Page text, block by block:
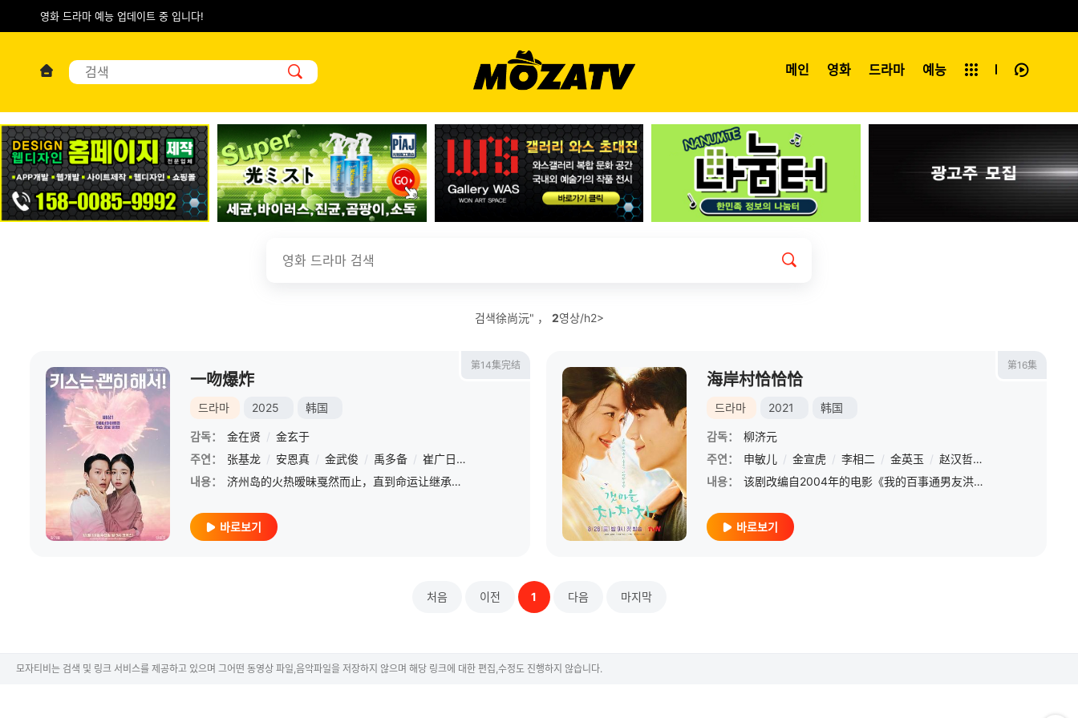
영화 드라마 예능 업데이트 중 입니다!
메인 영화 드라마 예능
전체보기
검색徐尚沅" ， 2영상/h2>
第14集完结
一吻爆炸
드라마 2025 韩国
감독： 金在贤 / 金玄于
주연：
张基龙 / 安恩真 / 金武俊 / 禹多备 / 崔广日 / / 车美京 / 金秀雅 / 崔子允 / 徐尚沅 / 徐正妍 / 定桓 / 朴智娥 / 郑秀英 / 朴淨涓
내용：
济州岛的火热暧昧戛然而止，直到命运让继承人与年轻女子重逢，但这回她假装成已婚妈妈，进入他的公司上班。
바로보기
第16集
海岸村恰恰恰
드라마 2021 韩国
감독：
柳济元
주연：
申敏儿 / 金宣虎 / 李相二 / 金英玉 / 赵汉哲 /
내용：
该剧改编自2004年的电影《我的百事通男友洪班长》，讲述来自大都市的牙医（申敏儿 饰）到充满人情味的海岸村开设牙医诊所，那里住着一位各方面都和她截然不同却颇具魅力的全能无业游民（金宣虎 饰）。
바로보기
처음 이전 1 다음 마지막
모자티비는 검색 및 링크 서비스를 제공하고 있으며 그어떤 동영상 파일,음악파일을 저장하지 않으며 해당 링크에 대한 편집,수정도 진행하지 않습니다.